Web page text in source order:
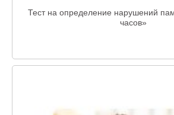
Тест на определение нарушений
часов»